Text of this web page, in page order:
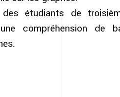
étudiants de
compréhension de